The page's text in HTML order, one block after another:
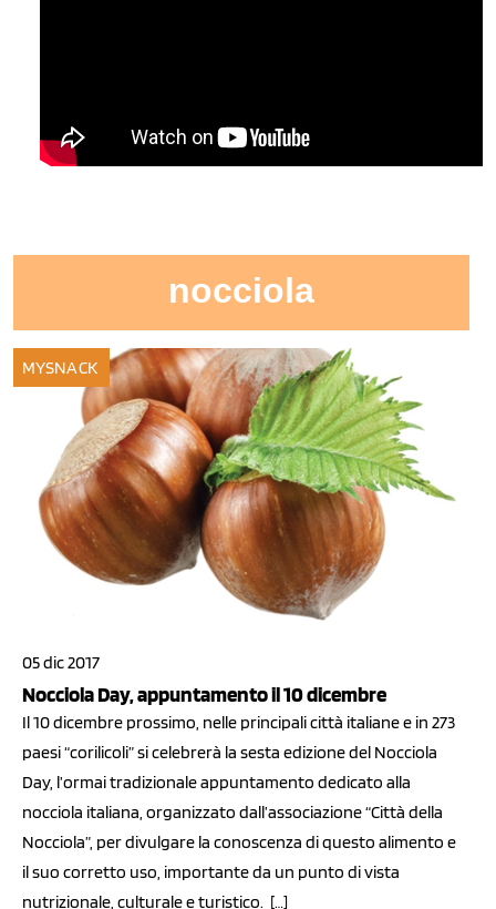
nocciola
MYSNACK
05 dic 2017
Nocciola Day, appuntamento il 10 dicembre
Il 10 dicembre prossimo, nelle principali città italiane e in 273
paesi “corilicoli” si celebrerà la sesta edizione del Nocciola
Day, l’ormai tradizionale appuntamento dedicato alla
nocciola italiana, organizzato dall’associazione “Città della
Nocciola”, per divulgare la conoscenza di questo alimento e
il suo corretto uso, importante da un punto di vista
nutrizionale, culturale e turistico. […]